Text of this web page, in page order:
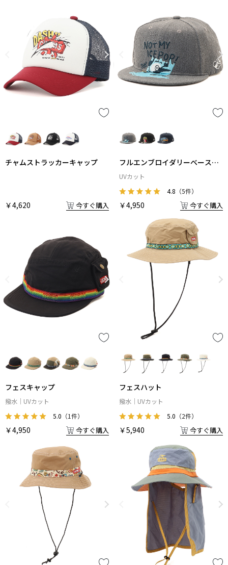
チャムストラッカーキャップ
￥4,620 今すぐ購入
フルエンブロイダリーベースボ
ールキャップ
UVカット
4.8 （5件）
￥4,950 今すぐ購入
フェスキャップ
撥水
UVカット
5.0 （1件）
￥4,950 今すぐ購入
フェスハット
撥水
UVカット
5.0 （2件）
￥5,940 今すぐ購入